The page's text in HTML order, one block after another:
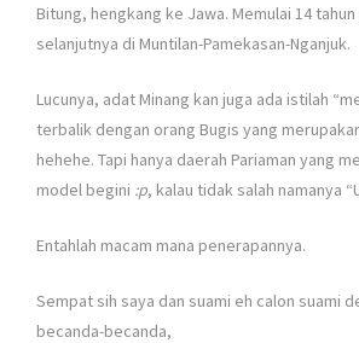
Bitung, hengkang ke Jawa. Memulai 14
selanjutnya di Muntilan-Pamekasan-Nganjuk.
Lucunya, adat Minang kan juga ada istilah
terbalik dengan orang Bugis yang
hehehe. Tapi hanya daerah Pariaman yang
model begini :p, kalau tidak salah namanya
Entahlah macam mana penerapannya.
Sempat sih saya dan suami eh calon suami
becanda-becanda,